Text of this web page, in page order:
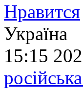
Нравится
Україна
15:15